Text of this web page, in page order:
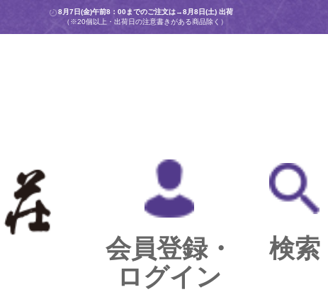
8月7日(金)午前8：00までのご注文は→8月8日(土) 出荷
（※20個以上・出荷日の注意書きがある商品除く）
会員登録・
ログイン
検索